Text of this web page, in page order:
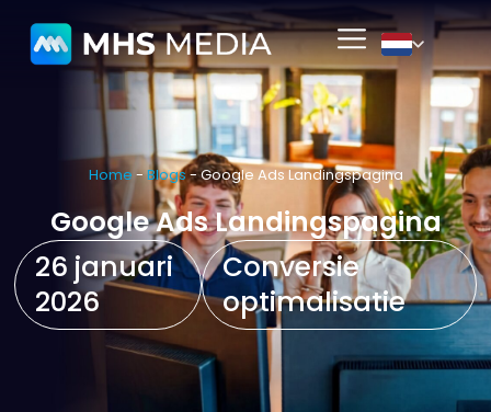
Home -Blogs-Google Ads Landingspagina
Google Ads Landingspagina
26 januari
2026
Conversie
optimalisatie